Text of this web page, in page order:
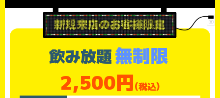
飲み放題無制限
2,500円(税込)